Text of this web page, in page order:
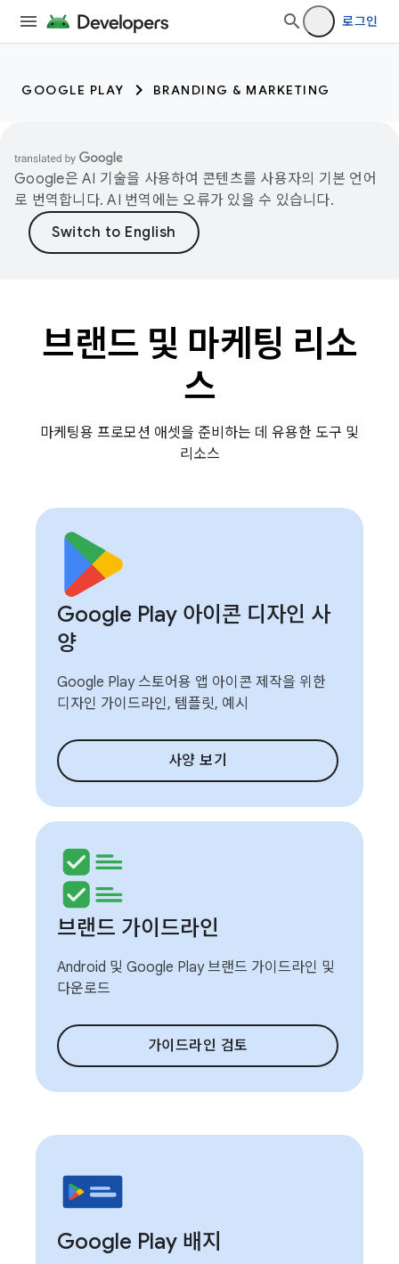
로그인
GOOGLE PLAY BRANDING & MARKETING
Google은 AI 기술을 사용하여 콘텐츠를 사용자의 기본 언어
로 번역합니다. AI 번역에는 오류가 있을 수 있습니다.
브랜드 및 마케팅 리소
스
마케팅용 프로모션 애셋을 준비하는 데 유용한 도구 및
리소스
Google Play 아이콘 디자인 사
양
Google Play 스토어용 앱 아이콘 제작을 위한
디자인 가이드라인, 템플릿, 예시
사양 보기
브랜드 가이드라인
Android 및 Google Play 브랜드 가이드라인 및
다운로드
가이드라인 검토
Google Play 배지